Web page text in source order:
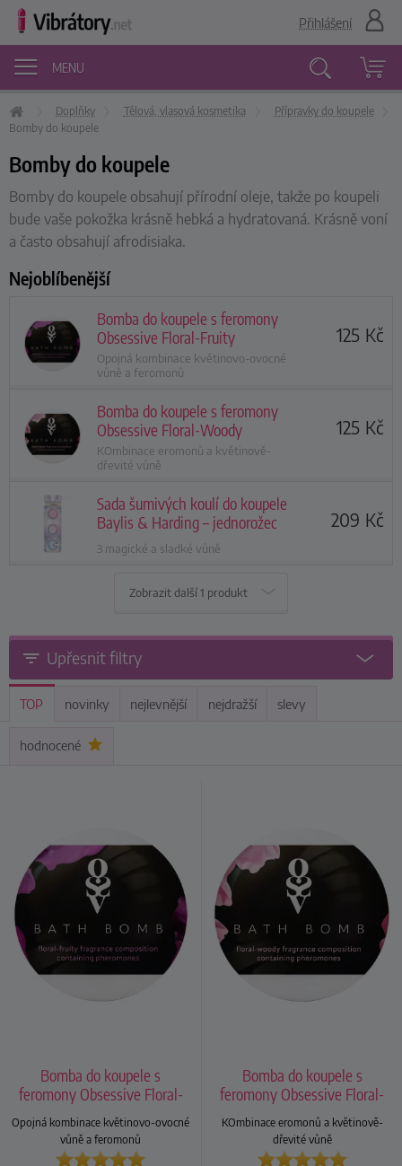
MENU
Vyhledávání
Přihlášení
Doplňky Tělová, vlasová kosmetika
Přípravky do koupele
Bomby do koupele
Bomby do koupele
Bomby do koupele obsahují přírodní oleje, takže po koupeli
bude vaše pokožka krásně hebká a hydratovaná. Krásně voní
a často obsahují afrodisiaka.
Nejoblíbenější
Bomba do koupele s feromony
Obsessive Floral-Fruity
Opojná kombinace květinovo-ovocné
vůně a feromonů
125 Kč
Bomba do koupele s feromony
Obsessive Floral-Woody
KOmbinace eromonů a květinově-
dřevité vůně
125 Kč
Sada šumivých koulí do koupele
Baylis & Harding – jednorožec
3 magické a sladké vůně
209 Kč
Zobrazit další1 produkt
Upřesnit filtry
TOP novinky nejlevnější nejdražší slevy
hodnocené
Bomba do koupele s
feromony Obsessive Floral-
Fruity
Opojná kombinace květinovo-ovocné
vůně a feromonů
Bomba do koupele s
feromony Obsessive Floral-
Woody
KOmbinace eromonů a květinově-
dřevité vůně